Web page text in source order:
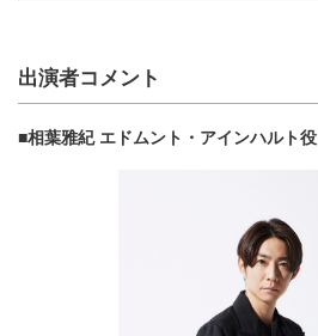
出演者コメント
■相葉雅紀 エドムント・アインハルト役